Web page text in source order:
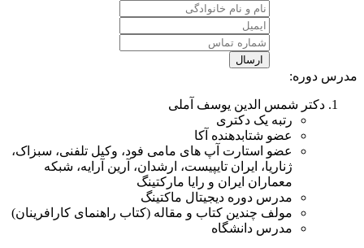
ارسال
مدرس دوره:
دکتر شمس الدین یوسف آملی
رتبه یک دکتری
عضو شتابدهنده آکا
عضو استارت آپ های مامی فود، وکیل تلفنی، سبزاک،
ژناریا، ایران تایپیست، ارشدان، آرین آرایه، شبکه
معماران ایران و رایا مارکتینگ
مدرس دوره دیجیتال ماکتینگ
مولف چندین کتاب و مقاله (کتاب راهنمای کارافرینان)
مدرس دانشگاه